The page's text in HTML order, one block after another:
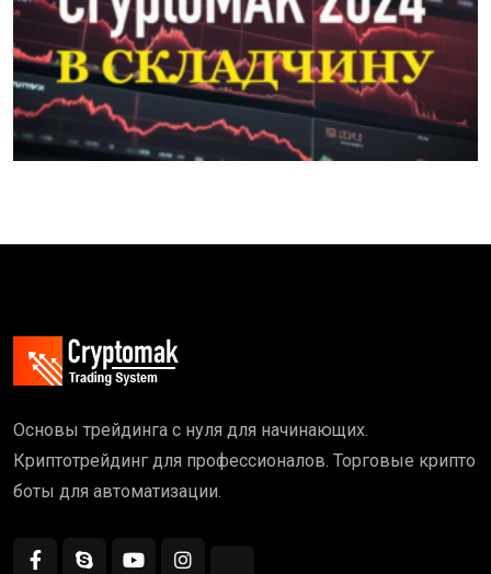
Основы трейдинга с нуля для начинающих.
Криптотрейдинг для профессионалов. Торговые крипто
боты для автоматизации.